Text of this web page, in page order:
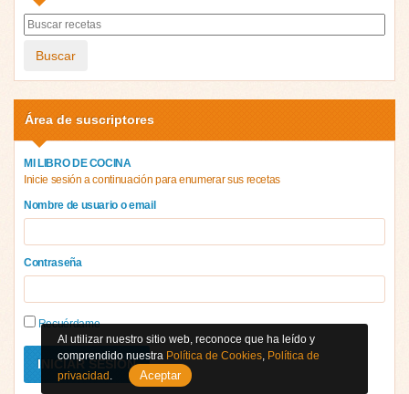
Buscar
Área de suscriptores
MI LIBRO DE COCINA
Inicie sesión a continuación para enumerar sus recetas
Nombre de usuario o email
Contraseña
Recuérdame
Al utilizar nuestro sitio web, reconoce que ha leído y
comprendido nuestra Política de Cookies, Política de
privacidad . Aceptar